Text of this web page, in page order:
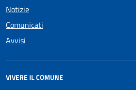
Notizie
Comunicati
Avvisi
VIVERE IL COMUNE